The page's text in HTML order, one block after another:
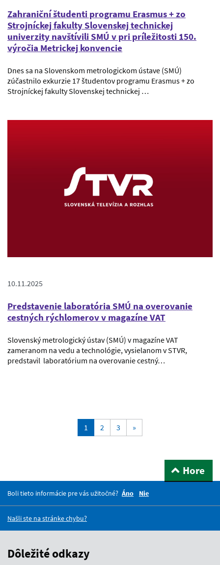
Zahraniční študenti programu Erasmus + zo
Strojníckej fakulty Slovenskej technickej
univerzity navštívili SMÚ v pri príležitosti 150.
výročia Metrickej konvencie
Dnes sa na Slovenskom metrologickom ústave (SMÚ)
zúčastnilo exkurzie 17 študentov programu Erasmus + zo
Strojníckej fakulty Slovenskej technickej …
10.11.2025
Predstavenie laboratória SMÚ na overovanie
cestných rýchlomerov v magazíne VAT
Slovenský metrologický ústav (SMÚ) v magazíne VAT
zameranom na vedu a technológie, vysielanom v STVR,
predstavil laboratórium na overovanie cestný…
1 Aktualna-
stranka
2 3 »
Hore
Boli tieto informácie pre vás užitočné? Áno Nie
Našli ste na stránke chybu?
Dôležité odkazy